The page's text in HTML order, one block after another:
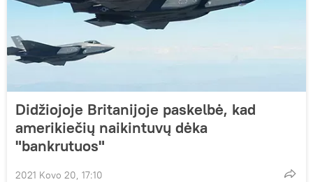
Didžiojoje Britanijoje paskelbė, kad
amerikiečių naikintuvų dėka
"bankrutuos"
2021 Kovo 20, 17:10